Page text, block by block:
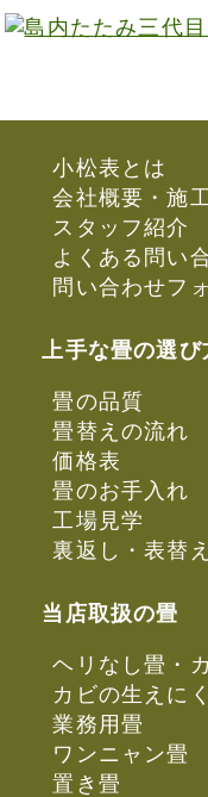
小松表とは
会社概要・施
スタッフ紹介
よくある問い
問い合わせフ
上手な畳の選び
畳の品質
畳替えの流れ
価格表
畳のお手入れ
工場見学
裏返し・表替
当店取扱の畳
ヘリなし畳・
カビの生えに
業務用畳
ワンニャン畳
置き畳